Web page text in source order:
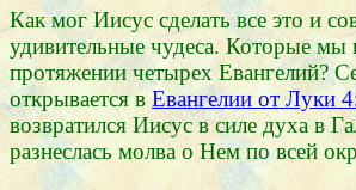
Как мог Иисус сделать все это и
удивительные чудеса. Которые мы
протяжении четырех Евангелий?
открывается вЕвангелии от Луки
возвратился Иисус в силе духа в
разнеслась молва о Нем по всей